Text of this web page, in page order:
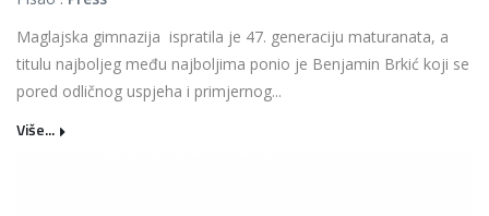
Maglajska gimnazija ispratila je 47. generaciju maturanata, a
titulu najboljeg među najboljima ponio je Benjamin Brkić koji se
pored odličnog uspjeha i primjernog...
Više...